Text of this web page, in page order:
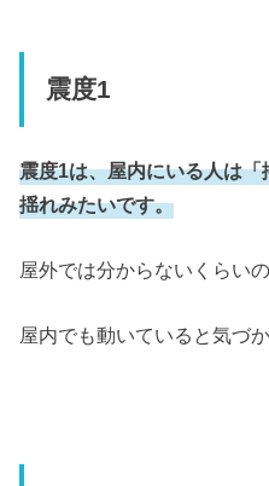
震度1
震度1は、屋内にいる人は
揺れみたいです。
屋外では分からないくらいの
屋内でも動いていると気づ